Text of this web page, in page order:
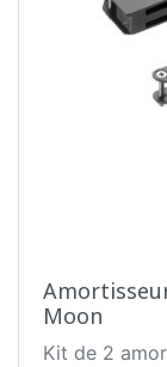
Moon
Kit de 2